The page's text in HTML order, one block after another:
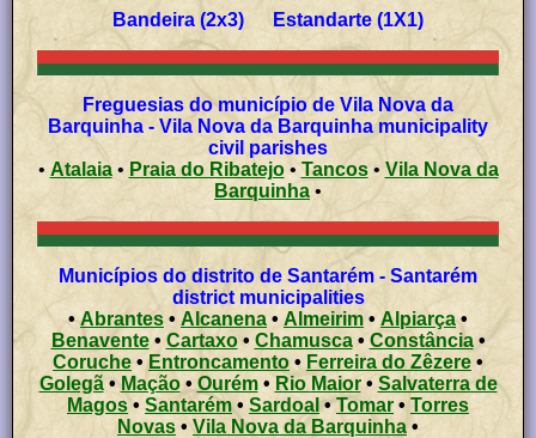
Bandeira (2x3) Estandarte (1X1)
Freguesias do município de Vila Nova da
Barquinha - Vila Nova da Barquinha municipality
civil parishes
• Atalaia• Praia do Ribatejo• Tancos• Vila Nova da
Barquinha •
Municípios do distrito de Santarém - Santarém
district municipalities
•Abrantes • Alcanena • Almeirim• Alpiarça•
Benavente• Cartaxo• Chamusca• Constância•
Coruche •Entroncamento • Ferreira do Zêzere •
Golegã•Mação•Ourém• Rio Maior• Salvaterra de
Magos • Santarém • Sardoal •Tomar • Torres
Novas • Vila Nova da Barquinha•